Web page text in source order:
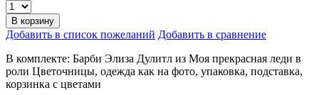
В корзину
Добавить в список пожеланий Добавить в сравнение
В комплекте: Барби Элиза Дулитл из Моя прекрасная леди в
роли Цветочницы, одежда как на фото, упаковка, подставка,
корзинка с цветами